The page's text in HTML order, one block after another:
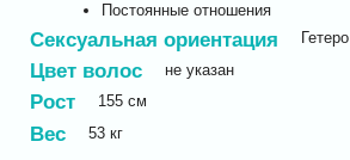
Постоянные отношения
Сексуальная ориентация Гетеро
Цвет волос не указан
Рост 155 см
Вес 53 кг